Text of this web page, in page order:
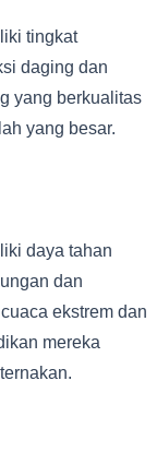
tingkat
daging dan
yang berkualitas
yang besar.
daya tahan
dan
ekstrem dan
mereka